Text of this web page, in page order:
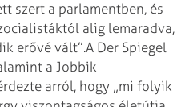
szert a parlamentben, és
alig lemaradva,
erővé vált”.A Der Spiegel
a Jobbik
arról, hogy „mi folyik